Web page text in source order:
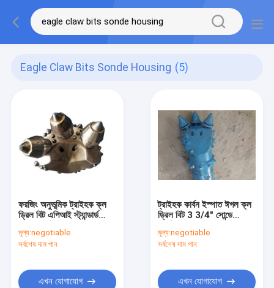
Eagle Claw Bits Sonde Housing (5)
ফরজিং অনুভূমিক ট্রাইহক ক্ল
ড্রিল বিট এপিআই স্ট্যান্ডার্ড
মূল্য:negotiable
সর্বশেষ দাম পান
এখন যোগাযোগ
ট্রাইহক কার্বন ইস্পাত ঈগল ক্ল
ড্রিল বিট 3 3/4" সোন্ডে
মূল্য:negotiable
সর্বশেষ দাম পান
এখন যোগাযোগ